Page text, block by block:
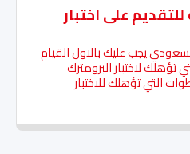
على اختبار
يجب عليك بالاول القيام
تؤهلك لاختبار البرومترك
التي تؤهلك للاختبار